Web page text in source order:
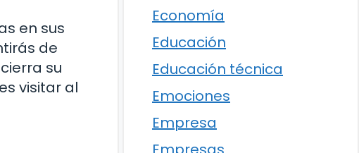
en sus
de
su
visitar al
Economía
Educación
Educación técnica
Emociones
Empresa